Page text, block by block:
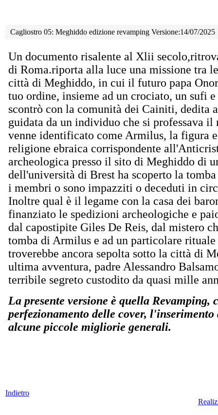
Cagliostro 05: Meghiddo edizione revamping Versione:14/07/2025
Un documento risalente al Xlii
di Roma.riporta alla luce una missione tra
città di Meghiddo, in cui il futuro papa
tuo ordine, insieme ad un crociato, un sufi
scontrò con la comunità dei Cainiti, dedita
guidata da un individuo che si professava il
venne identificato come Armilus, la figura
religione ebraica corrispondente
archeologica presso il sito di Meghiddo di
dell'università di Brest ha scoperto la
i membri o sono impazziti o deceduti in
Inoltre qual è il legame con la casa dei
finanziato le spedizioni archeologiche e
dal capostipite Giles De Reis, dal mistero
tomba di Armilus e ad un particolare
troverebbe ancora sepolta sotto la città di
ultima avventura, padre Alessandro
terribile segreto custodito da quasi mille
La presente versione è quella Revamping,
perfezionamento delle cover,
alcune piccole migliorie generali.
Indietro